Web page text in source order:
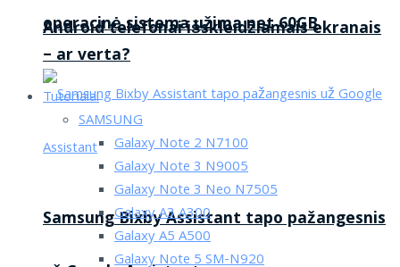
operacinė sistema užima net 60GB
Samsung Bixby Assistant tapo pažangesnis
Android telefonai išskleidžiamais ekranais
– ar verta?
Tutorialai
SAMSUNG
Galaxy Note 2 N7100
Galaxy Note 3 N9005
Galaxy Note 3 Neo N7505
Galaxy A3 A300
Galaxy A5 A500
Galaxy Note 5 SM-N920